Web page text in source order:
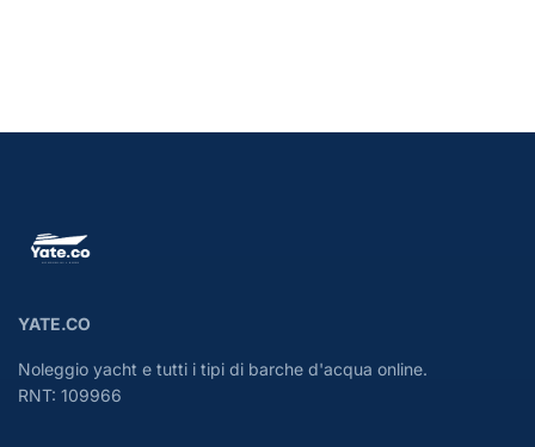
YATE.CO
Noleggio yacht e tutti i tipi di barche d'acqua online.
RNT: 109966